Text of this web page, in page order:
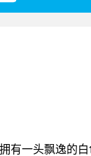
有一头飘逸的